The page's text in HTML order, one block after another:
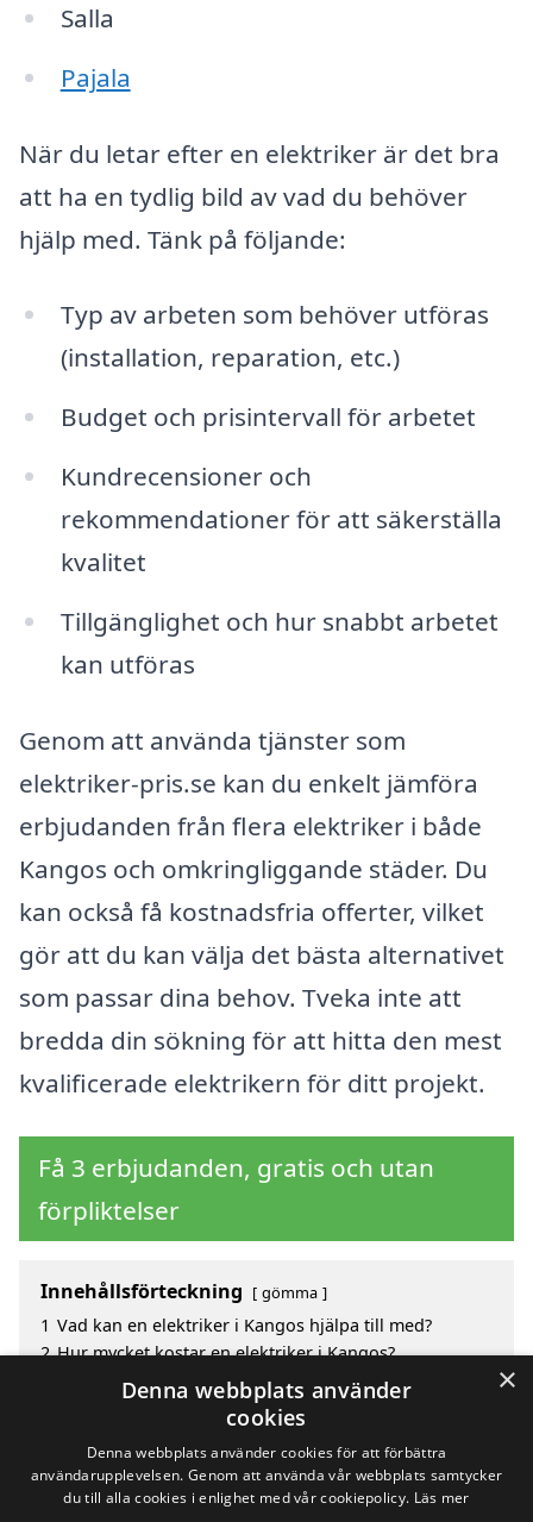
Salla
Pajala
När du letar efter en elektriker är det bra
att ha en tydlig bild av vad du behöver
hjälp med. Tänk på följande:
Typ av arbeten som behöver utföras
(installation, reparation, etc.)
Budget och prisintervall för arbetet
Kundrecensioner och
rekommendationer för att säkerställa
kvalitet
Tillgänglighet och hur snabbt arbetet
kan utföras
Genom att använda tjänster som
elektriker-pris.se kan du enkelt jämföra
erbjudanden från flera elektriker i både
Kangos och omkringliggande städer. Du
kan också få kostnadsfria offerter, vilket
gör att du kan välja det bästa alternativet
som passar dina behov. Tveka inte att
bredda din sökning för att hitta den mest
kvalificerade elektrikern för ditt projekt.
Få 3 erbjudanden, gratis och utan
förpliktelser
Innehållsförteckning gömma
1 Vad kan en elektriker i Kangos hjälpa till med?
2 Hur mycket kostar en elektriker i Kangos?
Fördelar med att välja elektriker i Kangos
Sök efter en skicklig elektriker i de omgivande
×
Denna webbplats använder
cookies
Denna webbplats använder cookies för att förbättra
användarupplevelsen. Genom att använda vår webbplats samtycker
du till alla cookies i enlighet med vår cookiepolicy. Läs mer